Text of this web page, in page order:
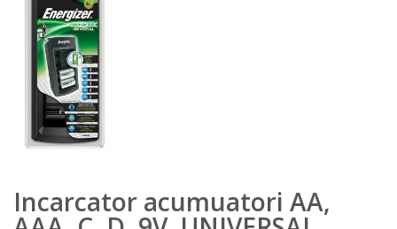
Incarcator acumuatori AA,